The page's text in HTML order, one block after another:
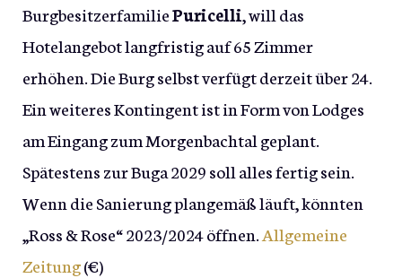
BurgbesitzerfamiliePuricelli, will das
Hotelangebot langfristig auf 65 Zimmer
erhöhen. Die Burg selbst verfügt derzeit über 24.
Ein weiteres Kontingent ist in Form von Lodges
am Eingang zum Morgenbachtal geplant.
Spätestens zur Buga 2029 soll alles fertig sein.
Wenn die Sanierung plangemäß läuft, könnten
„Ross & Rose“ 2023/2024 öffnen.Allgemeine
Zeitung(€)